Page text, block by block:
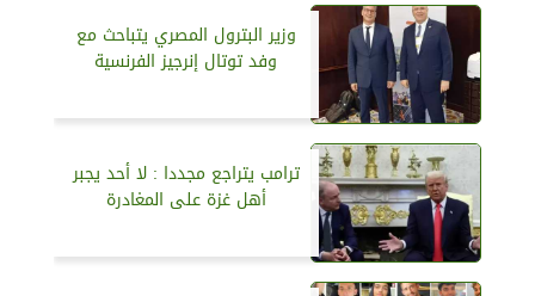
وزير البترول المصري يتباحث مع
وفد توتال إنرجيز الفرنسية
ترامب يتراجع مجددا : لا أحد يجبر
أهل غزة على المغادرة